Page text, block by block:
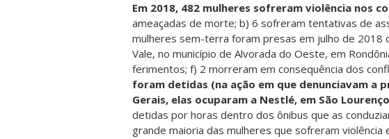
Em 2018, 482 mulheres sofreram violência nos
ameaçadas de morte; b) 6 sofreram tentativas de
mulheres sem-terra foram presas em julho de 2018
Vale, no município de Alvorada do Oeste, em
ferimentos; f) 2 morreram em consequência dos
foram detidas (na ação em que denunciavam a
Gerais, elas ocuparam a Nestlé, em São
detidas por horas dentro dos ônibus que as
grande maioria das mulheres que sofreram